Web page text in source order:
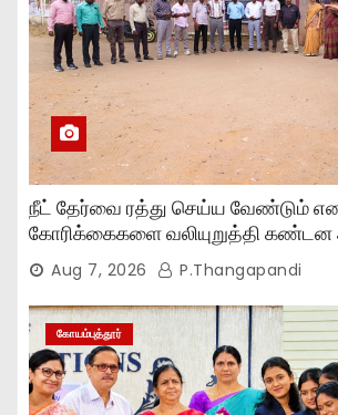
நீட் தேர்வை ரத்து செய்ய வேண்டும்
கோரிக்கைகளை வலியுறுத்தி கண்டன
Aug 7, 2026 P.Thangapandi
கோயம்புத்தூர்